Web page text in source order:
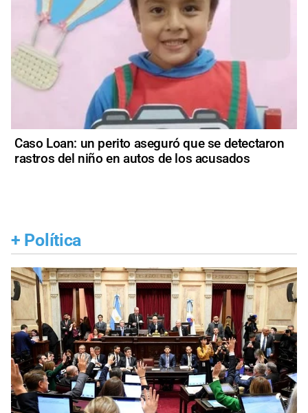
Caso Loan: un perito aseguró que se detectaron
rastros del niño en autos de los acusados
+ Política